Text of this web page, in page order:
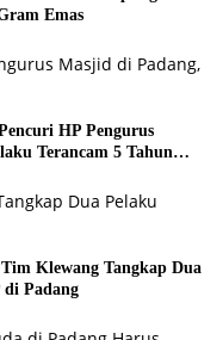
Emas
HP Pengurus
Terancam 5 Tahun
Klewang Tangkap Dua
di Padang